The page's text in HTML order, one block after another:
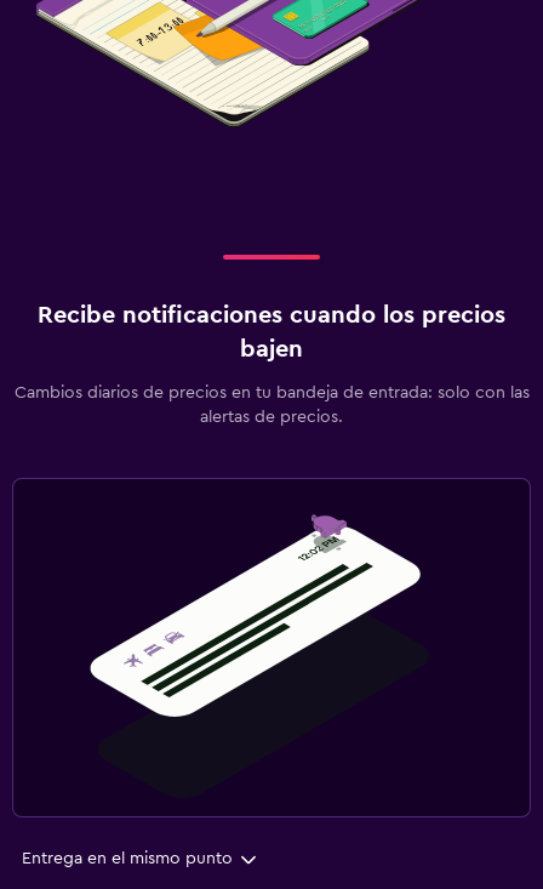
Recibe notificaciones cuando los precios
bajen
Cambios diarios de precios en tu bandeja de entrada: solo con las
alertas de precios.
Entrega en el mismo punto